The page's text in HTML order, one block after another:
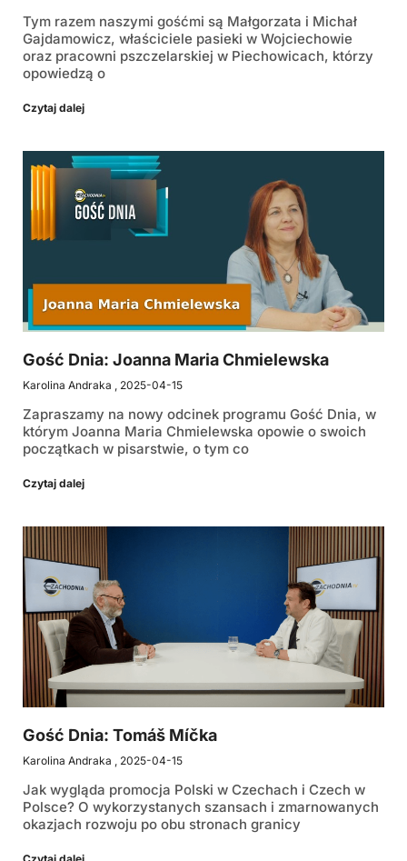
Tym razem naszymi gośćmi są Małgorzata i Michał
Gajdamowicz, właściciele pasieki w Wojciechowie
oraz pracowni pszczelarskiej w Piechowicach, którzy
opowiedzą o
Czytaj dalej
Gość Dnia: Joanna Maria Chmielewska
Karolina Andraka 2025-04-15
Zapraszamy na nowy odcinek programu Gość Dnia, w
którym Joanna Maria Chmielewska opowie o swoich
początkach w pisarstwie, o tym co
Czytaj dalej
Gość Dnia: Tomáš Míčka
Karolina Andraka 2025-04-15
Jak wygląda promocja Polski w Czechach i Czech w
Polsce? O wykorzystanych szansach i zmarnowanych
okazjach rozwoju po obu stronach granicy